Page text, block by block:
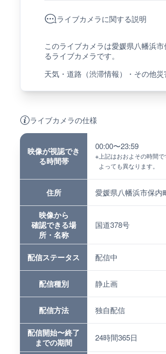
ライブカメラに関する説明
このライブカメラは愛媛県八幡浜市
るライブカメラです。
天気・道路（渋滞情報）・その他
ライブカメラの仕様
映像が視認でき
る時間帯
00:00〜23:59
※ 上記はおおよその時間
よっても異なります。
住所 愛媛県八幡浜市保内
映像から
確認できる場
所・名称
国道378号
配信ステータス 配信中
配信種別 静止画
配信方法 独自配信
配信開始〜終了
までの期間
24時間365日